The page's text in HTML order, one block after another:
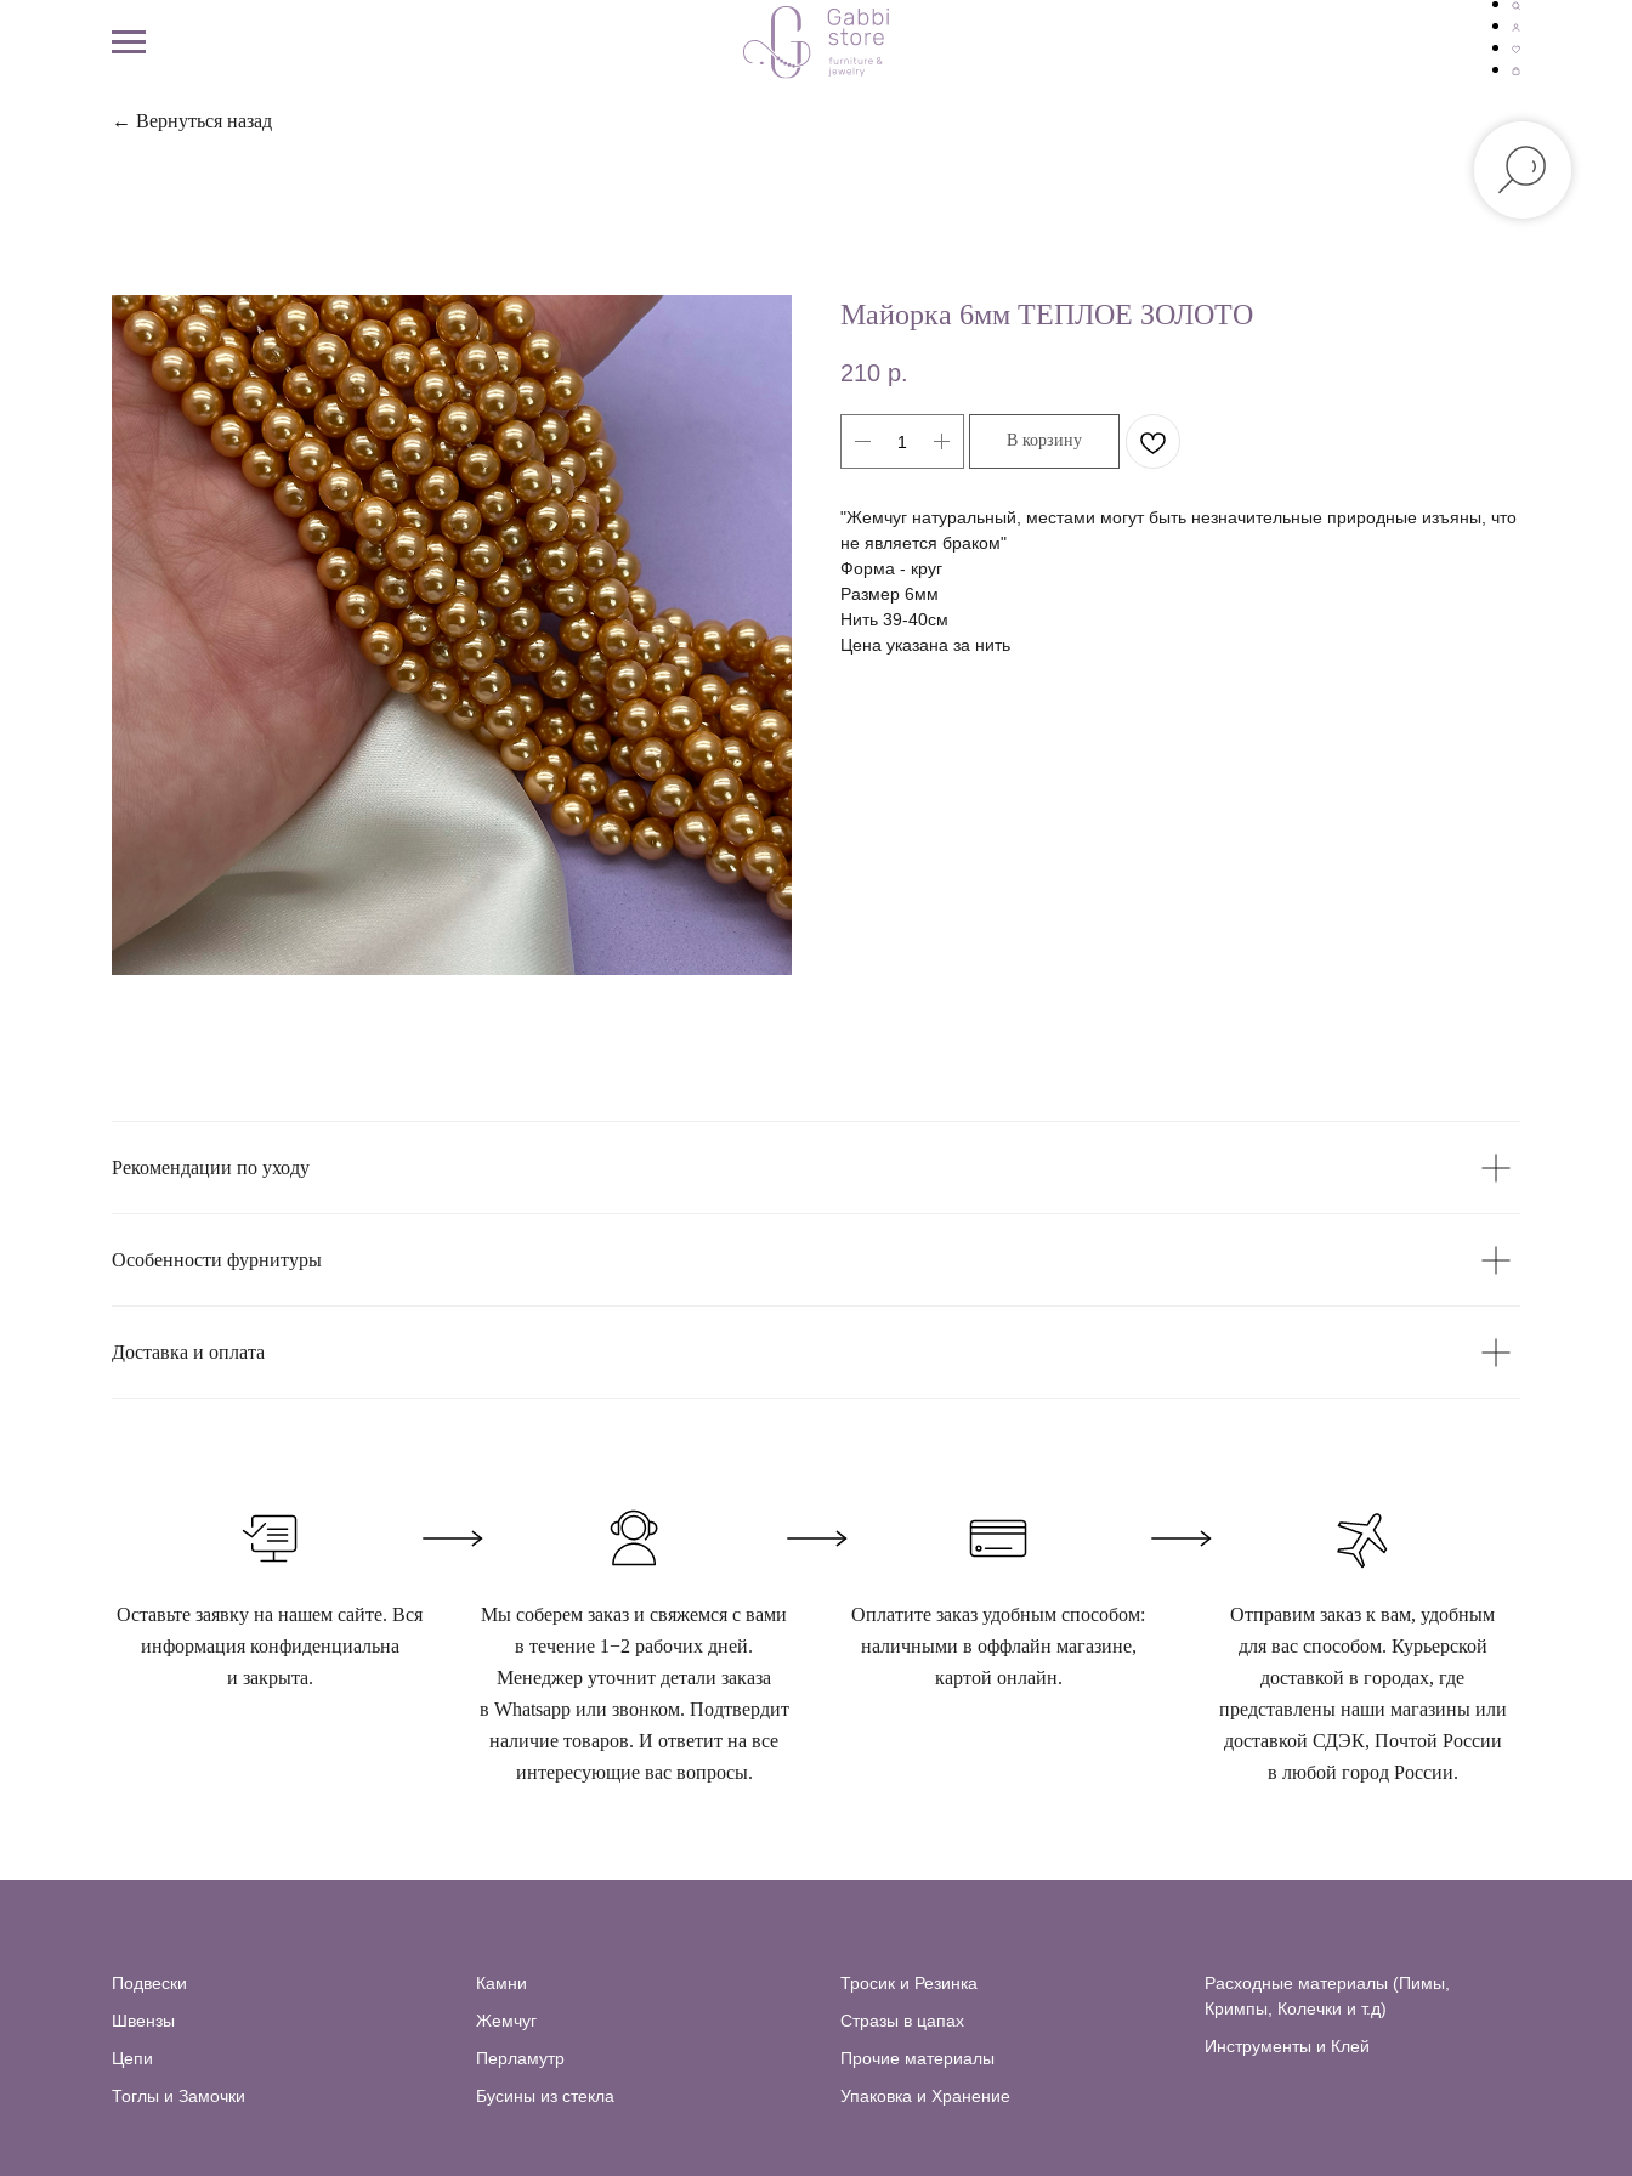
← Вернуться назад
Майорка 6мм ТЕПЛОЕ ЗОЛОТО
210 р.
В корзину
"Жемчуг натуральный, местами могут быть незначительные природные изъяны, что
не является браком"
Форма - круг
Размер 6мм
Нить 39-40см
Цена указана за нить
Рекомендации по уходу
Особенности фурнитуры
Доставка и оплата
Оставьте заявку на нашем сайте. Вся
информация конфиденциальна
и закрыта.
Мы соберем заказ и свяжемся с вами
в течение 1−2 рабочих дней.
Менеджер уточнит детали заказа
в Whatsapp или звонком. Подтвердит
наличие товаров. И ответит на все
интересующие вас вопросы.
Оплатите заказ удобным способом:
наличными в оффлайн магазине,
картой онлайн.
Отправим заказ к вам, удобным
для вас способом. Курьерской
доставкой в городах, где
представлены наши магазины или
доставкой СДЭК, Почтой России
в любой город России.
Подвески
Швензы
Цепи
Тоглы и Замочки
Камни
Жемчуг
Перламутр
Бусины из стекла
Тросик и Резинка
Стразы в цапах
Прочие материалы
Упаковка и Хранение
Расходные материалы (Пимы,
Кримпы, Колечки и т.д)
Инструменты и Клей